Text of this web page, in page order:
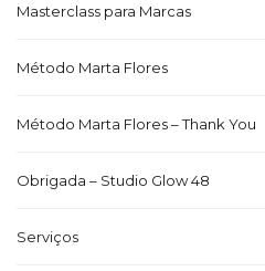
Masterclass para Marcas
Método Marta Flores
Método Marta Flores – Thank You
Obrigada – Studio Glow 48
Serviços